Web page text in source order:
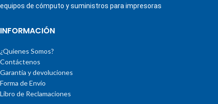
equipos de cómputo y suministros para impresoras
INFORMACIÓN
¿Quienes Somos?
Contáctenos
Garantía y devoluciones
Forma de Envío
Libro de Reclamaciones